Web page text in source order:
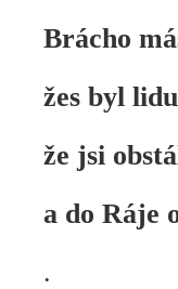
Brácho
žes byl
že jsi
a do Ráje
.